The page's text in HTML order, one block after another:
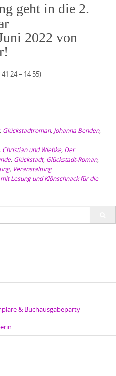
geht in die 2.
2022 von
24 – 14 55)
, Glückstadtroman, Johanna Benden,
Christian und Wiebke, Der
, Glückstadt, Glückstadt-Roman,
, Veranstaltung
Lesung und Klönschnack für die
& Buchausgabeparty